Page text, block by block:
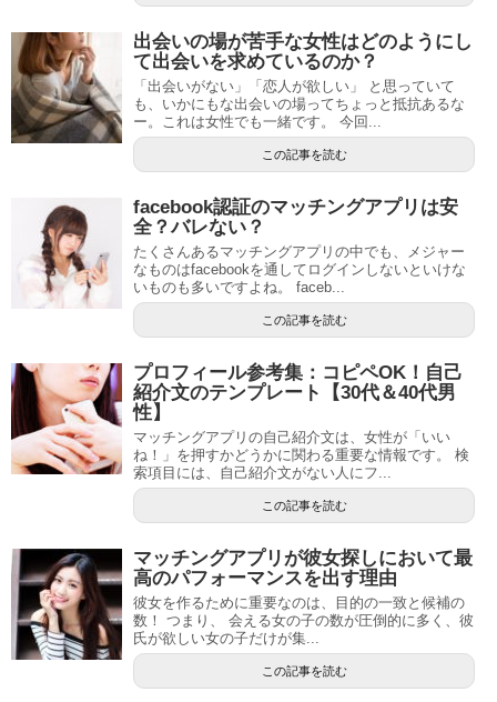
出会いの場が苦手な女性はどのようにし
て出会いを求めているのか？
「出会いがない」「恋人が欲しい」 と思っていて
も、いかにもな出会いの場ってちょっと抵抗あるな
ー。これは女性でも一緒です。 今回...
この記事を読む
facebook認証のマッチングアプリは安
全？バレない？
たくさんあるマッチングアプリの中でも、メジャー
なものはfacebookを通してログインしないといけな
いものも多いですよね。 faceb...
この記事を読む
プロフィール参考集：コピペOK！自己
紹介文のテンプレート【30代＆40代男
性】
マッチングアプリの自己紹介文は、女性が「いい
ね！」を押すかどうかに関わる重要な情報です。 検
索項目には、自己紹介文がない人にフ...
この記事を読む
マッチングアプリが彼女探しにおいて最
高のパフォーマンスを出す理由
彼女を作るために重要なのは、目的の一致と候補の
数！ つまり、 会える女の子の数が圧倒的に多く、彼
氏が欲しい女の子だけが集...
この記事を読む